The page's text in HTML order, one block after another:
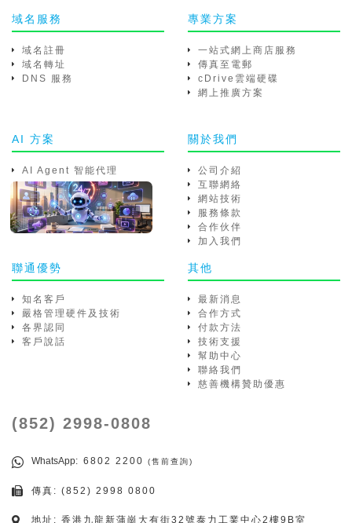
域名服務
域名註冊
域名轉址
DNS 服務
專業方案
一站式網上商店服務
傳真至電郵
cDrive雲端硬碟
網上推廣方案
AI 方案
AI Agent 智能代理
關於我們
公司介紹
互聯網絡
網站技術
服務條款
合作伙伴
加入我們
聯通優勢
知名客戶
嚴格管理硬件及技術
各界認同
客戶說話
其他
最新消息
合作方式
付款方法
技術支援
幫助中心
聯絡我們
慈善機構贊助優惠
(852) 2998-0808
WhatsApp: 6802 2200 (售前查詢)
傳真: (852) 2998 0800
地址: 香港九龍新蒲崗大有街32號泰力工業中心2樓9B室